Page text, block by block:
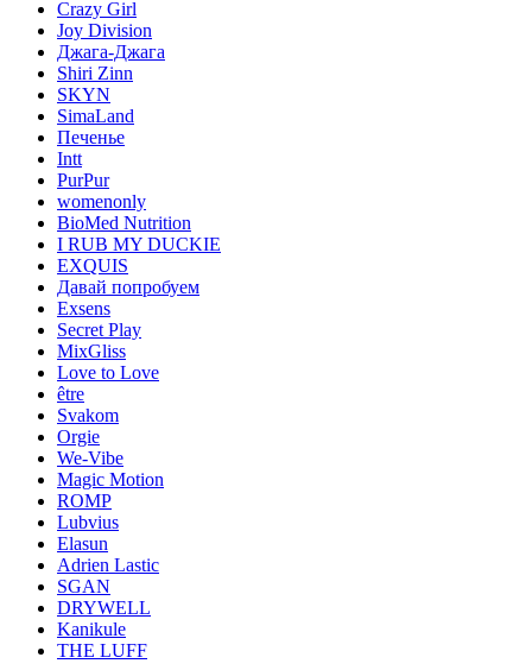
Crazy Girl
Joy Division
Джага-Джага
Shiri Zinn
SKYN
SimaLand
Печенье
Intt
PurPur
womenonly
BioMed Nutrition
I RUB MY DUCKIE
EXQUIS
Давай попробуем
Exsens
Secret Play
MixGliss
Love to Love
être
Svakom
Orgie
We-Vibe
Magic Motion
ROMP
Lubvius
Elasun
Adrien Lastic
SGAN
DRYWELL
Kanikule
THE LUFF